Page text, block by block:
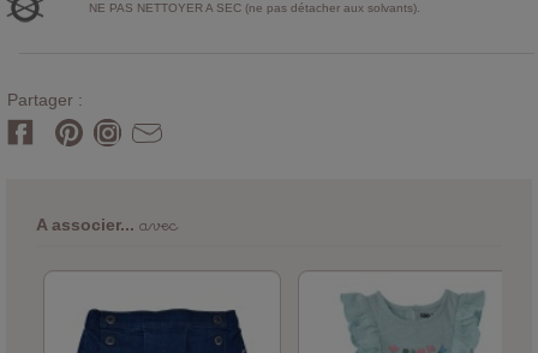
NE PAS NETTOYER A SEC (ne pas détacher aux solvants).
Partager :
A associer...